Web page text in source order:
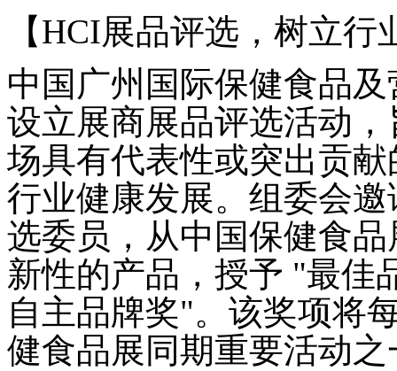
【HCI展品评选，树立行
中国广州国际保健食品
设立展商展品评选活动
场具有代表性或突出贡
行业健康发展。组委会
选委员，从中国保健食
新性的产品，授予 "最佳
自主品牌奖"。该奖项将
健食品展同期重要活动之